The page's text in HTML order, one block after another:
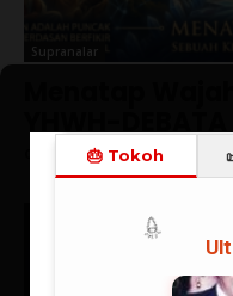
Supranalar
Menatap
Ch Robin Simanullang 07/